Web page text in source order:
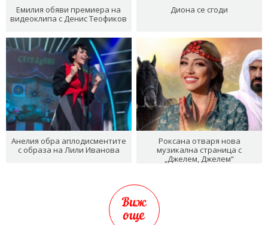
Емилия обяви премиера на
видеоклипа с Денис Теофиков
Диона се сгоди
Анелия обра аплодисментите
с образа на Лили Иванова
Роксана отваря нова
музикална страница с
„Джелем, Джелем“
Виж
още